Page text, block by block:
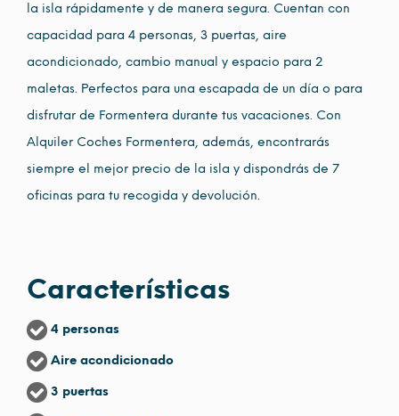
la isla rápidamente y de manera segura. Cuentan con
capacidad para 4 personas, 3 puertas, aire
acondicionado, cambio manual y espacio para 2
maletas. Perfectos para una escapada de un día o para
disfrutar de Formentera durante tus vacaciones. Con
Alquiler Coches Formentera, además, encontrarás
siempre el mejor precio de la isla y dispondrás de 7
oficinas para tu recogida y devolución.
Características
4 personas
Aire acondicionado
3 puertas